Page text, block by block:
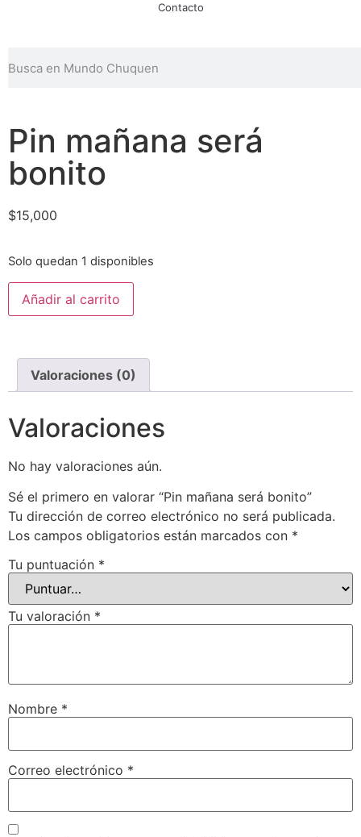
Contacto
Pin mañana será
bonito
$15,000
Solo quedan 1 disponibles
Añadir al carrito
Valoraciones (0)
Valoraciones
No hay valoraciones aún.
Sé el primero en valorar “Pin mañana será bonito”
Tu dirección de correo electrónico no será publicada.
Los campos obligatorios están marcados con *
Tu puntuación *
Tu valoración *
Nombre *
Correo electrónico *